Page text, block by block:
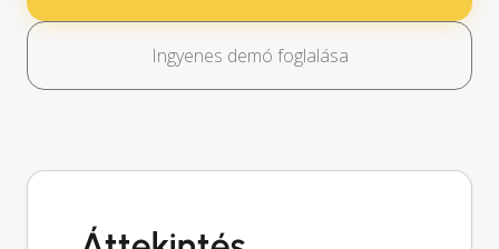
Ingyenes demó foglalása